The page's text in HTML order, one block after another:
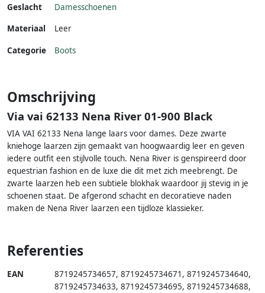
Geslacht
Damesschoenen
Materiaal
Leer
Categorie Boots
Omschrijving
Via vai 62133 Nena River 01-900 Black
VIA VAI 62133 Nena lange laars voor dames. Deze zwarte
kniehoge laarzen zijn gemaakt van hoogwaardig leer en geven
iedere outfit een stijlvolle touch. Nena River is genspireerd door
equestrian fashion en de luxe die dit met zich meebrengt. De
zwarte laarzen heb een subtiele blokhak waardoor jij stevig in je
schoenen staat. De afgerond schacht en decoratieve naden
maken de Nena River laarzen een tijdloze klassieker.
Referenties
EAN 8719245734657, 8719245734671 , 8719245734640,
8719245734633, 8719245734695, 8719245734688,